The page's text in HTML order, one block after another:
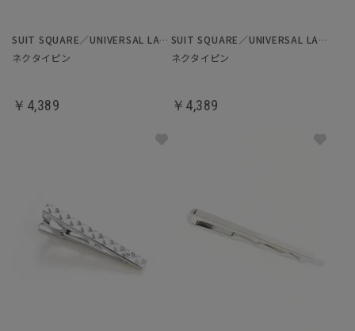
SUIT SQUARE／UNIVERSAL LANGUAGE
ネクタイピン
￥4,389
SUIT SQUARE／UNIVERSAL LANGUAGE
ネクタイピン
￥4,389